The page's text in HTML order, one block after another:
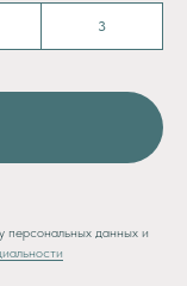
3
персональных данных и